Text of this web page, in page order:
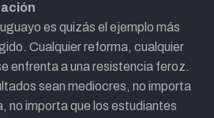
es quizás el ejemplo más
Cualquier reforma, cualquier
enfrenta a una resistencia feroz.
sean mediocres, no importa
no importa que los estudiantes